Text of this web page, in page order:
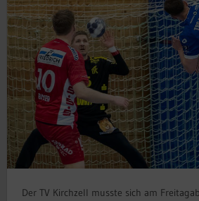
Der TV Kirchzell musste sich am